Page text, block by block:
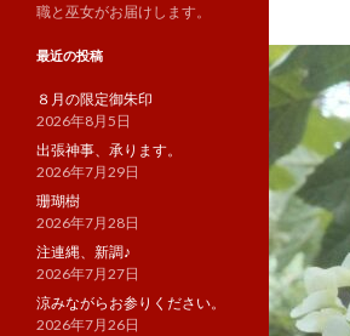
職と巫女がお届けします。
最近の投稿
８月の限定御朱印
2026年8月5日
出張神事、承ります。
2026年7月29日
珊瑚樹
2026年7月28日
注連縄、新調♪
2026年7月27日
涼みながらお参りください。
2026年7月26日